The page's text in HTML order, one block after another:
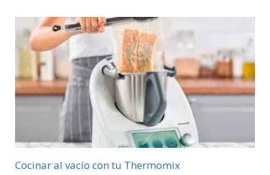
Cocinar al vacío con tu Thermomix